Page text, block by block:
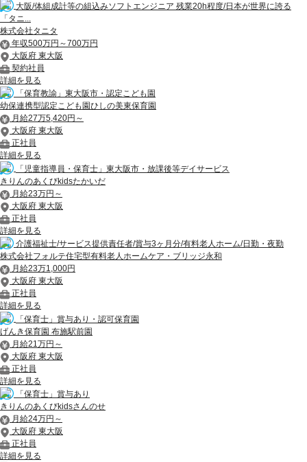
大阪/体組成計等の組込みソフトエンジニア 残業20h程度/日本が世界に誇る
「タニ...
株式会社タニタ
年収500万円～700万円
大阪府 東大阪
契約社員
詳細を見る
「保育教諭」東大阪市・認定こども園
幼保連携型認定こども園ひしの美東保育園
月給27万5,420円～
大阪府 東大阪
正社員
詳細を見る
「児童指導員・保育士」東大阪市・放課後等デイサービス
きりんのあくびkidsたかいだ
月給23万円～
大阪府 東大阪
正社員
詳細を見る
介護福祉士/サービス提供責任者/賞与3ヶ月分/有料老人ホーム/日勤・夜勤
株式会社フォルテ住宅型有料老人ホームケア・ブリッジ永和
月給23万1,000円
大阪府 東大阪
正社員
詳細を見る
「保育士」賞与あり・認可保育園
げんき保育園 布施駅前園
月給21万円～
大阪府 東大阪
正社員
詳細を見る
「保育士」賞与あり
きりんのあくびkidsさんのせ
月給24万円～
大阪府 東大阪
正社員
詳細を見る